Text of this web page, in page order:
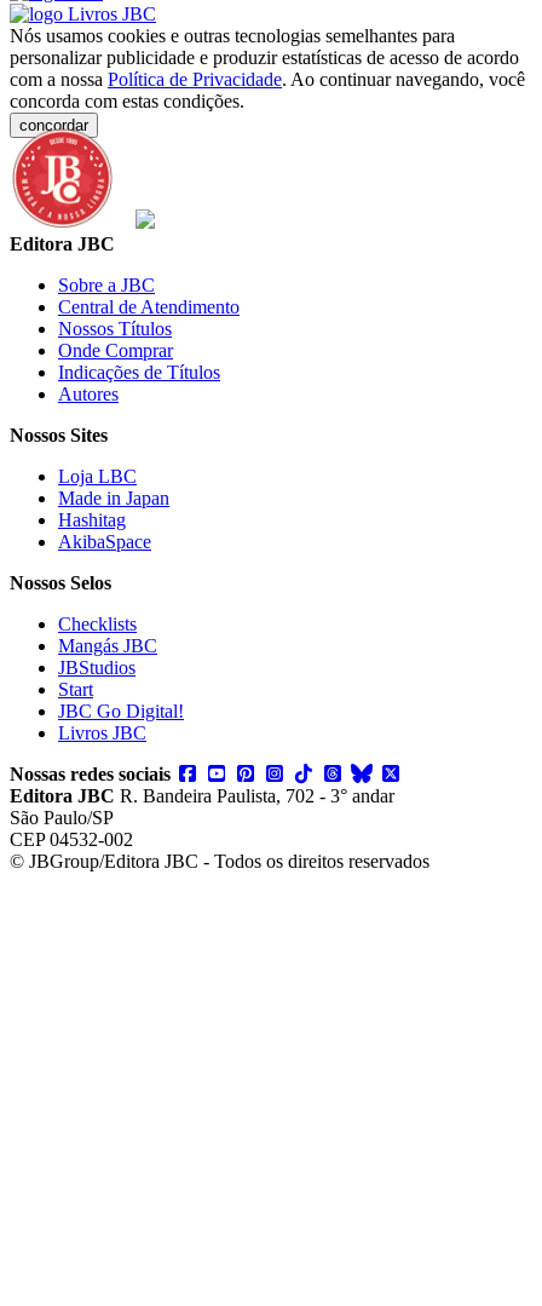
Nós usamos cookies e outras tecnologias semelhantes para
personalizar publicidade e produzir estatísticas de acesso de acordo
com a nossa Política de Privacidade. Ao continuar navegando, você
concorda com estas condições.
concordar
Editora JBC
Sobre a JBC
Central de Atendimento
Nossos Títulos
Onde Comprar
Indicações de Títulos
Autores
Nossos Sites
Loja LBC
Made in Japan
Hashitag
AkibaSpace
Nossos Selos
Checklists
Mangás JBC
JBStudios
Start
JBC Go Digital!
Livros JBC
Nossas redes sociais
Editora JBC R. Bandeira Paulista, 702 - 3° andar
São Paulo/SP
CEP 04532-002
© JBGroup/Editora JBC - Todos os direitos reservados